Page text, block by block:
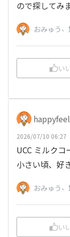
ので探してみ
おみゅう 、
い
2026/07/10 06:27
UCC ミルクコ
小さい頃、好
おみゅう 、
い